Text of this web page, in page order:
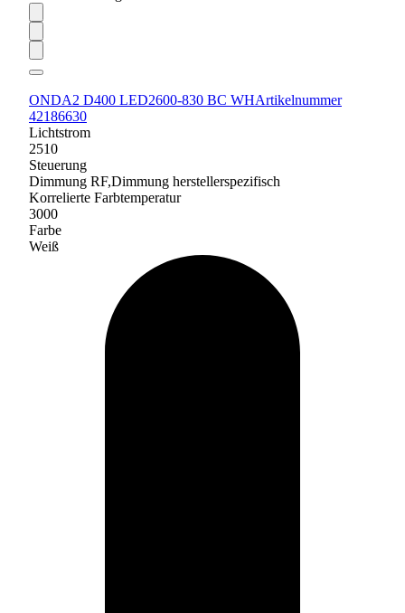
ONDA2 D400 LED2600-830 BC WHArtikelnummer
42186630
Lichtstrom
2510
Steuerung
Dimmung RF,Dimmung herstellerspezifisch
Korrelierte Farbtemperatur
3000
Farbe
Weiß